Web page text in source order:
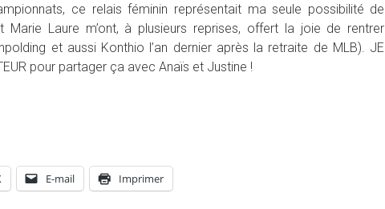
ce relais féminin représentait ma seule possibilité de
Marie Laure m’ont, à plusieurs reprises, offert la joie de rentrer
et aussi Konthio l’an dernier après la retraite de MLB). JE
pour partager ça avec Anaïs et Justine !
E-mail Imprimer